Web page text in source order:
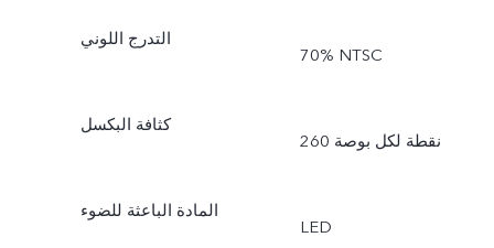
التدرج اللوني
‎70% NTSC
كثافة البكسل
260 نقطة لكل بوصة
المادة الباعثة للضوء
LED